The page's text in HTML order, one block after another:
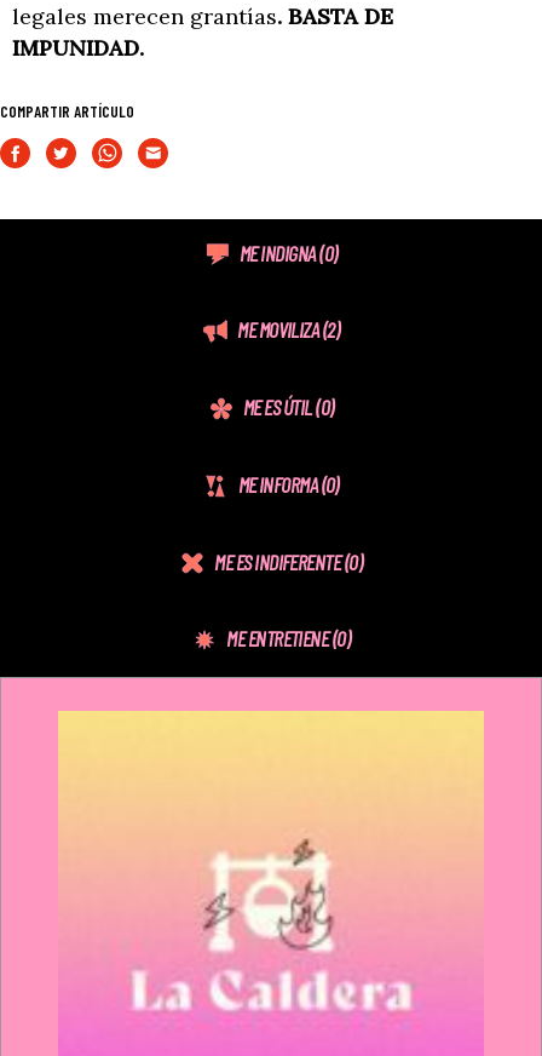
legales merecen grantías. BASTA DE
IMPUNIDAD.
COMPARTIR ARTÍCULO
ME INDIGNA(0)
ME MOVILIZA(2)
ME ES ÚTIL(0)
ME INFORMA(0)
ME ES INDIFERENTE(0)
ME ENTRETIENE(0)